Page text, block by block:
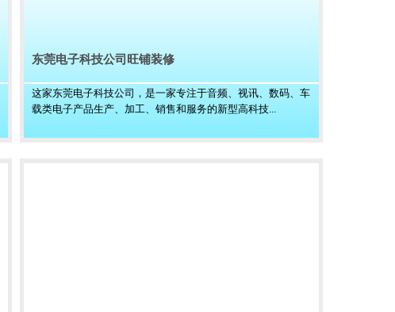
东莞电子科技公司旺铺装修
这家东莞电子科技公司，是一家专注于音频、视讯、数码、车
载类电子产品生产、加工、销售和服务的新型高科技...